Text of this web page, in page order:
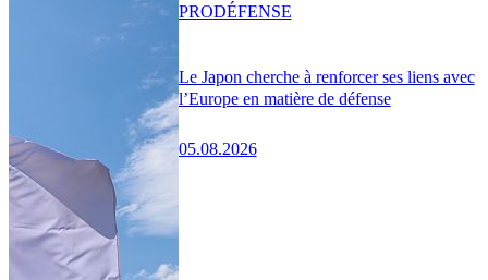
Le Japon cherche à renforcer ses liens avec
l’Europe en matière de défense
05.08.2026
PRODÉFENSE